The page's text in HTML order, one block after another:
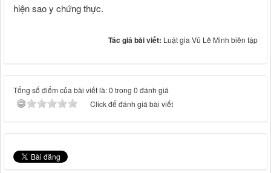
hiện sao y chứng thực.
Tác giả bài viết: Luật gia Vũ Lê Minh biên tập
Tổng số điểm của bài viết là: 0 trong 0 đánh giá
Click để đánh giá bài viết